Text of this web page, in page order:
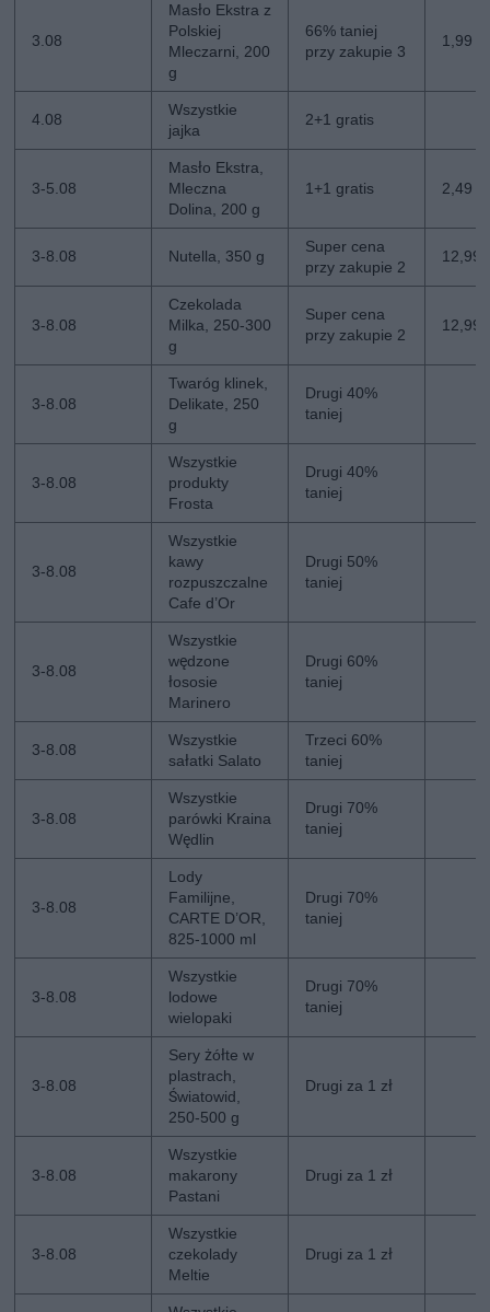
3.08
Masło Ekstra z
Polskiej
Mleczarni, 200
g
66% taniej
przy zakupie 3
1,99
4.08
Wszystkie
jajka
2+1 gratis
3-5.08
Masło Ekstra,
Mleczna
Dolina, 200 g
1+1 gratis 2,49
3-8.08 Nutella, 350 g
Super cena
przy zakupie 2
12,99
3-8.08
Czekolada
Milka, 250-300
g
Super cena
przy zakupie 2
12,99
3-8.08
Twaróg klinek,
Delikate, 250
g
Drugi 40%
taniej
3-8.08
Wszystkie
produkty
Frosta
Drugi 40%
taniej
3-8.08
Wszystkie
kawy
rozpuszczalne
Cafe d’Or
Drugi 50%
taniej
3-8.08
Wszystkie
wędzone
łososie
Marinero
Drugi 60%
taniej
3-8.08
Wszystkie
sałatki Salato
Trzeci 60%
taniej
3-8.08
Wszystkie
parówki Kraina
Wędlin
Drugi 70%
taniej
3-8.08
Lody
Familijne,
CARTE D’OR,
825-1000 ml
Drugi 70%
taniej
3-8.08
Wszystkie
lodowe
wielopaki
Drugi 70%
taniej
3-8.08
Sery żółte w
plastrach,
Światowid,
250-500 g
Drugi za 1 zł
3-8.08
Wszystkie
makarony
Pastani
Drugi za 1 zł
3-8.08
Wszystkie
czekolady
Meltie
Drugi za 1 zł